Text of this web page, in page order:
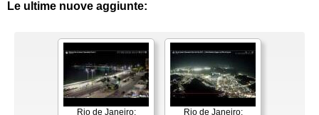
Le ultime nuove aggiunte:
Rio de Janeiro:
Rio de Janeiro: